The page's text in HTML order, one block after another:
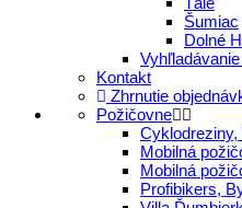
Šumiac
Dolné
Kontakt
Zhrnutie
Požičovne
Cyklodreziny,
Mobilná
Mobilná
Profibikers,